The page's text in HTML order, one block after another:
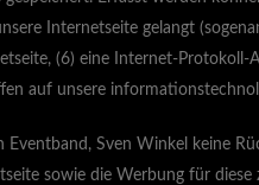
Internetseite gelangt
(6) eine Internet-
auf unsere
Sven Winkel keine
sowie die Werbung für